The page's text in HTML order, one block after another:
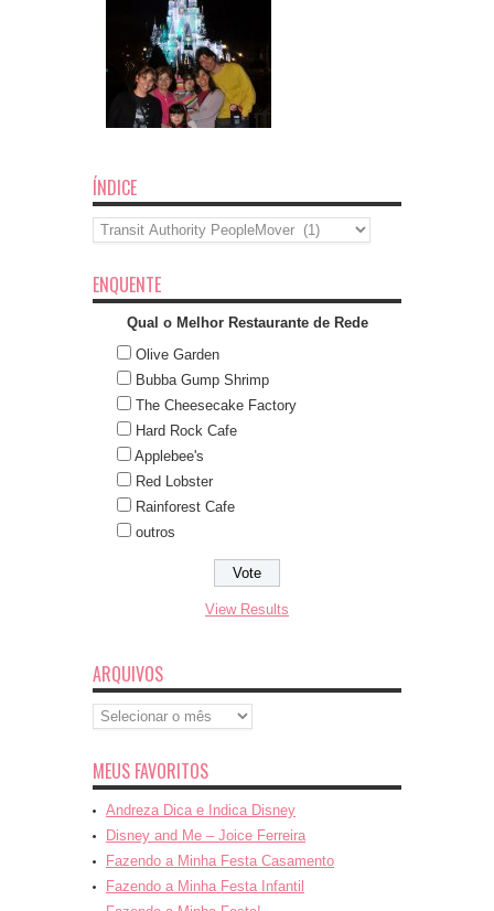
ÍNDICE
Índice
ENQUENTE
Qual o Melhor Restaurante de Rede
Olive Garden
Bubba Gump Shrimp
The Cheesecake Factory
Hard Rock Cafe
Applebee's
Red Lobster
Rainforest Cafe
outros
View Results
ARQUIVOS
Arquivos
MEUS FAVORITOS
Andreza Dica e Indica Disney
Disney and Me – Joice Ferreira
Fazendo a Minha Festa Casamento
Fazendo a Minha Festa Infantil